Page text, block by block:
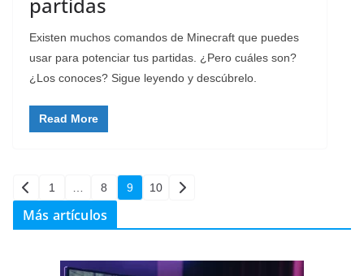
Existen muchos comandos de Minecraft que puedes
usar para potenciar tus partidas. ¿Pero cuáles son?
¿Los conoces? Sigue leyendo y descúbrelo.
Read More
Paginación
de
entradas
1 8 9 10
Más artículos